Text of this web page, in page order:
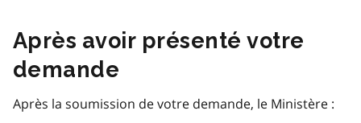
Après avoir présenté votre
demande
Après la soumission de votre demande, le Ministère :